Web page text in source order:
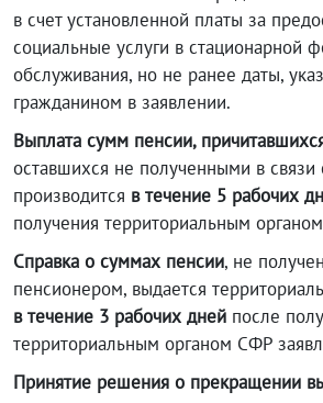
в счет установленной платы за
социальные услуги в стационарной
обслуживания, но не ранее даты,
гражданином в заявлении.
Выплата сумм пенсии,
оставшихся не полученными в связи
производится в течение 5 рабочих
получения территориальным
Справка о суммах пенсии, не
пенсионером, выдается
в течение 3 рабочих дней после
территориальным органом СФР
Принятие решения о прекращении